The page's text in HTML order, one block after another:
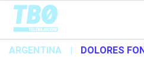
Cargando...
ARGENTINA | DOLORES